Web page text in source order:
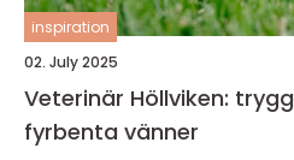
inspiration
02. July 2025
Veterinär Höllviken:
fyrbenta vänner